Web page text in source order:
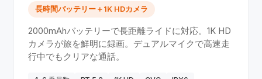
長時間バッテリー＋1K HDカメラ
2000mAhバッテリーで長距離ライドに対応。1K HD
カメラが旅を鮮明に録画。デュアルマイクで高速走
行中でもクリアな通話。